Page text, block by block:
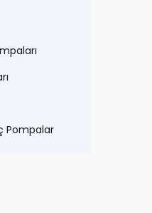
Pompalar